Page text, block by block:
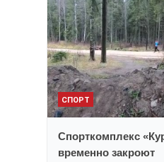
СПОРТ
Спорткомплекс
временно закроют